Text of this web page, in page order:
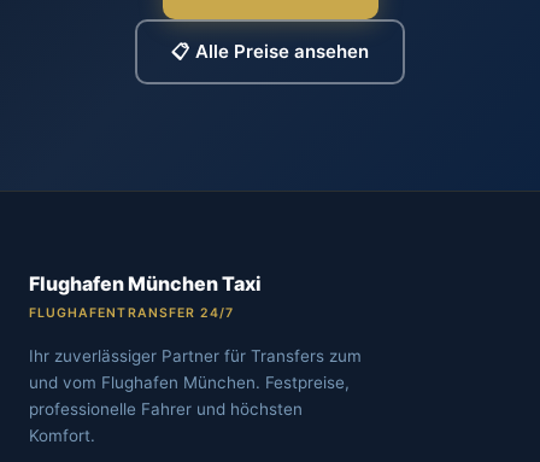
📋 Alle Preise ansehen
Flughafen München Taxi
FLUGHAFENTRANSFER 24/7
Ihr zuverlässiger Partner für Transfers zum
und vom Flughafen München. Festpreise,
professionelle Fahrer und höchsten
Komfort.